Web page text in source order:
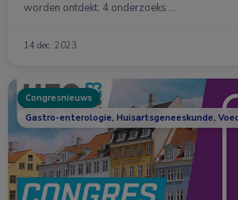
worden ontdekt. 4 onderzoeks …
14 dec. 2023
Congresnieuws
Gastro-enterologie, Huisartsgeneeskunde,